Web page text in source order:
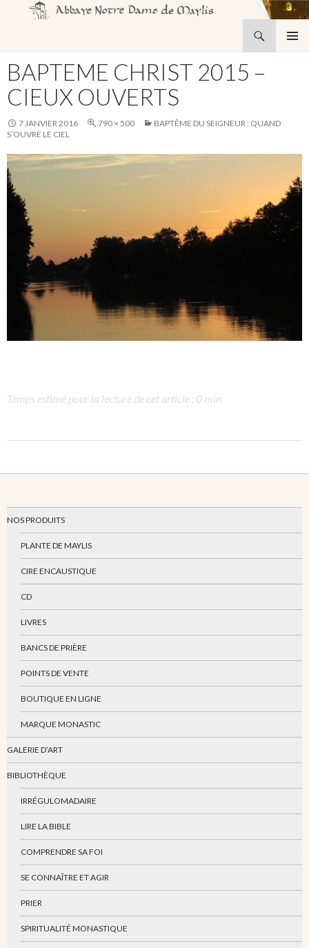
AU
CONTENU
BAPTEME CHRIST 2015 –
CIEUX OUVERTS
7 JANVIER 2016 790 × 500
BAPTÊME DU SEIGNEUR : QUAND
S’OUVRE LE CIEL
Temps estimé pour la lecture de cet article : 0 min
NOS PRODUITS
PLANTE DE MAYLIS
CIRE ENCAUSTIQUE
CD
LIVRES
BANCS DE PRIÈRE
POINTS DE VENTE
BOUTIQUE EN LIGNE
MARQUE MONASTIC
GALERIE D’ART
BIBLIOTHÈQUE
IRRÉGULOMADAIRE
LIRE LA BIBLE
COMPRENDRE SA FOI
SE CONNAÎTRE ET AGIR
PRIER
SPIRITUALITÉ MONASTIQUE